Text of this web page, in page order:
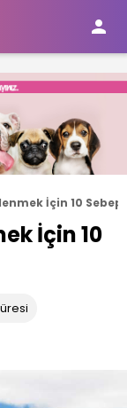

İçin 10 Sebep
İçin 10